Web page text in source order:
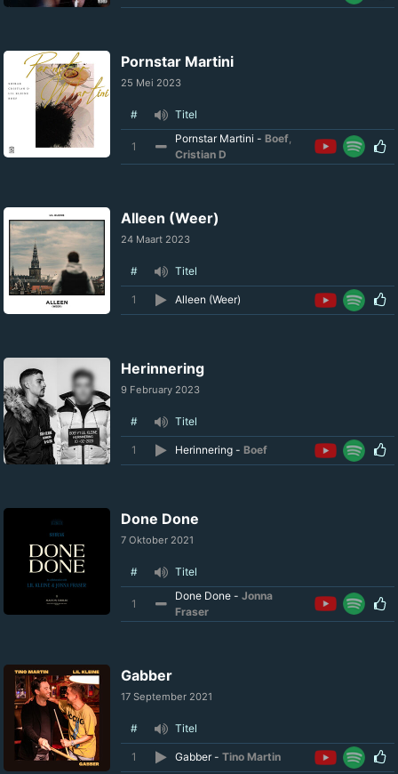
Pornstar Martini
25 Mei 2023
# Titel
1
Pornstar Martini - Boef,
Cristian D
Alleen (Weer)
24 Maart 2023
# Titel
1 Alleen (Weer)
Herinnering
9 February 2023
# Titel
1 Herinnering - Boef
Done Done
7 Oktober 2021
# Titel
1
Done Done - Jonna
Fraser
Gabber
17 September 2021
# Titel
1 Gabber - Tino Martin